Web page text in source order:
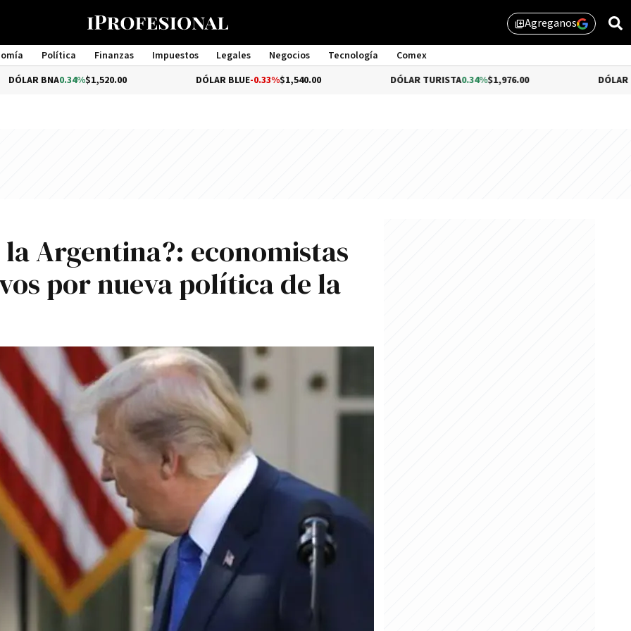
library_addAgreganos
Política Finanzas Impuestos Legales Negocios Tecnología
Comex
Management
0.34%$1,520.00 DÓLAR BLUE-0.33%$1,540.00 DÓLAR TURISTA0.34%$1,976.00 DÓLAR MEP
Argentina?: economistas
por nueva polí­tica de la